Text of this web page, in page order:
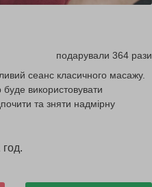
подарували 364 рази
сеанс класичного масажу.
використовувати
та зняти надмірну
год.